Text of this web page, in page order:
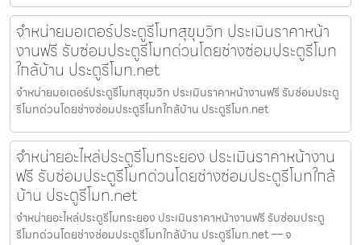
จำหน่ายมอเตอร์ประตูรีโมทสุขุมวิท ประเมินราคาหน้า
งานฟรี รับซ่อมประตูรีโมทด่วนโดยช่างซ่อมประตูรีโมท
ใกล้บ้าน ประตูรีโมท.net
จำหน่ายมอเตอร์ประตูรีโมทสุขุมวิท ประเมินราคาหน้างานฟรี รับซ่อมประตู
รีโมทด่วนโดยช่างซ่อมประตูรีโมทใกล้บ้าน ประตูรีโมท.net
จำหน่ายอะไหล่ประตูรีโมทระยอง ประเมินราคาหน้างาน
ฟรี รับซ่อมประตูรีโมทด่วนโดยช่างซ่อมประตูรีโมทใกล้
บ้าน ประตูรีโมท.net
จำหน่ายอะไหล่ประตูรีโมทระยอง ประเมินราคาหน้างานฟรี รับซ่อมประตู
รีโมทด่วนโดยช่างซ่อมประตูรีโมทใกล้บ้าน ประตูรีโมท.net — จ